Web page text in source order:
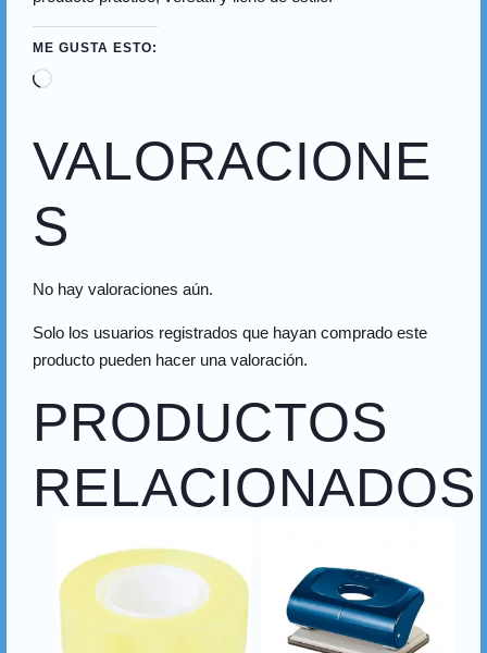
ME GUSTA ESTO:
VALORACIONE
S
No hay valoraciones aún.
Solo los usuarios registrados que hayan comprado este
producto pueden hacer una valoración.
PRODUCTOS
RELACIONADOS